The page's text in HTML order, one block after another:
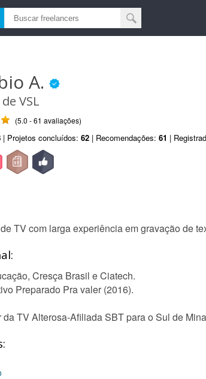
A.
VSL
(5.0 - 61 avaliações)
| Projetos concluídos: 62 | Recomendações: 61 |
TV com larga experiência em gravação de
Cresça Brasil e Ciatech.
Preparado Pra valer (2016).
TV Alterosa-Afiliada SBT para o Sul de